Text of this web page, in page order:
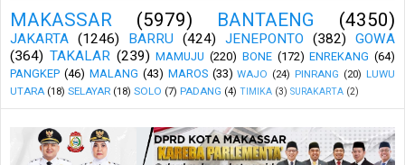
MAKASSAR (5979) BANTAENG (4350)
JAKARTA (1246) BARRU (424) JENEPONTO (382)
GOWA
(364) TAKALAR (239) MAMUJU (220) BONE (172) ENREKANG (64)
PANGKEP (46) MALANG (43) MAROS (33) WAJO (24) PINRANG (20) LUWU
UTARA (18) SELAYAR (18) SOLO (7) PADANG (4) TIMIKA (3) SURAKARTA (2)